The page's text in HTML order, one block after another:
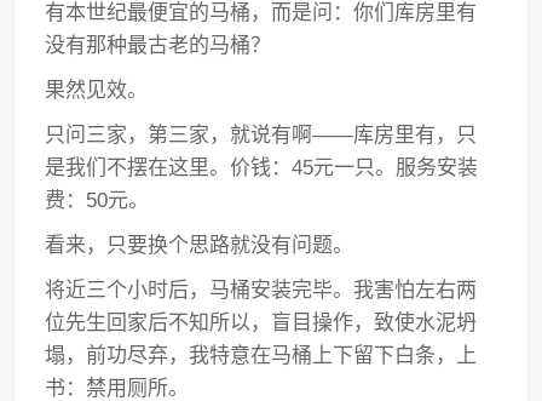
有本世纪最便宜的马桶，而是问：你们库房里有
没有那种最古老的马桶？
果然见效。
只问三家，第三家，就说有啊——库房里有，只
是我们不摆在这里。价钱：45元一只。服务安装
费：50元。
看来，只要换个思路就没有问题。
将近三个小时后，马桶安装完毕。我害怕左右两
位先生回家后不知所以，盲目操作，致使水泥坍
塌，前功尽弃，我特意在马桶上下留下白条，上
书：禁用厕所。